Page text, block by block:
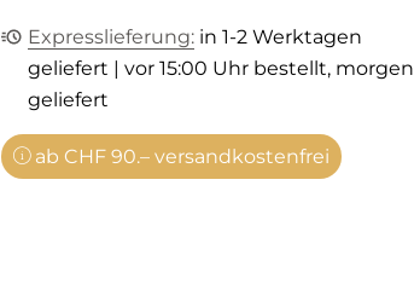
Expresslieferung:in 1-2 Werktagen
geliefert | vor 15:00 Uhr bestellt, morgen
geliefert
ab CHF 90.– versandkostenfrei